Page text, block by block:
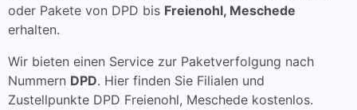
oder Pakete von DPD bis Freienohl, Meschede
erhalten.
Wir bieten einen Service zur Paketverfolgung nach
Nummern DPD. Hier finden Sie Filialen und
Zustellpunkte DPD Freienohl, Meschede kostenlos.